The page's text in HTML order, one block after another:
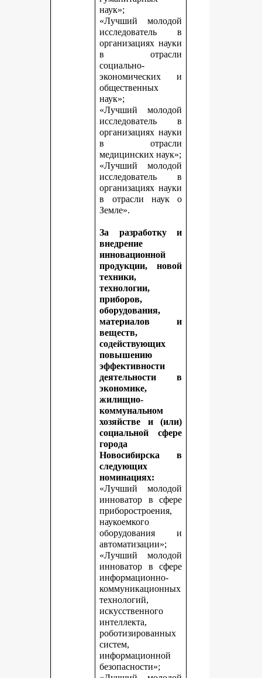
наук»;
«Лучший молодой
исследователь в
организациях науки
в отрасли
социально-
экономических и
общественных
наук»;
«Лучший молодой
исследователь в
организациях науки
в отрасли
медицинских наук»;
«Лучший молодой
исследователь в
организациях науки
в отрасли наук о
Земле».
За разработку и
внедрение
инновационной
продукции, новой
техники,
технологии,
приборов,
оборудования,
материалов и
веществ,
содействующих
повышению
эффективности
деятельности в
экономике,
жилищно-
коммунальном
хозяйстве и (или)
социальной сфере
города
Новосибирска в
следующих
номинациях:
«Лучший молодой
инноватор в сфере
приборостроения,
наукоемкого
оборудования и
автоматизации»;
«Лучший молодой
инноватор в сфере
информационно-
коммуникационных
технологий,
искусственного
интеллекта,
роботизированных
систем,
информационной
безопасности»;